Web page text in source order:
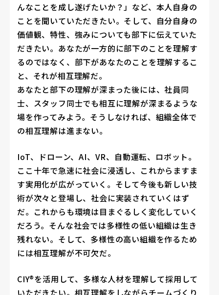
んなことを成し遂げたいか？」など、本人自身の
ことを聞いていただきたい。そして、自分自身の
価値観、特性、強みについても部下に伝えていた
だきたい。あなたが一方的に部下のことを理解す
るのではなく、部下があなたのことを理解するこ
と、それが相互理解だ。
あなたと部下の理解が深まった後には、社員同
士、スタッフ同士でも相互に理解が深まるような
場を作ってみよう。そうしなければ、組織全体で
の相互理解は進まない。
IoT、ドローン、AI、VR、自動運転、ロボット。
ここ十年で急速に社会に浸透し、これからますま
す実用化が広がっていく。そして今後も新しい技
術が次々と登場し、社会に実装されていくはず
だ。これからも環境は目まぐるしく変化していく
だろう。そんな社会では多様性の低い組織は生き
残れない。そして、多様性の高い組織を作るため
には相互理解が不可欠だ。
CIY®を活用して、多様な人材を理解して採用して
いただきたい。相互理解をしながらチームづくり